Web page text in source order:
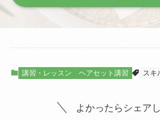
講習・レッスン ヘアセット講習 スキ
よかったらシェア